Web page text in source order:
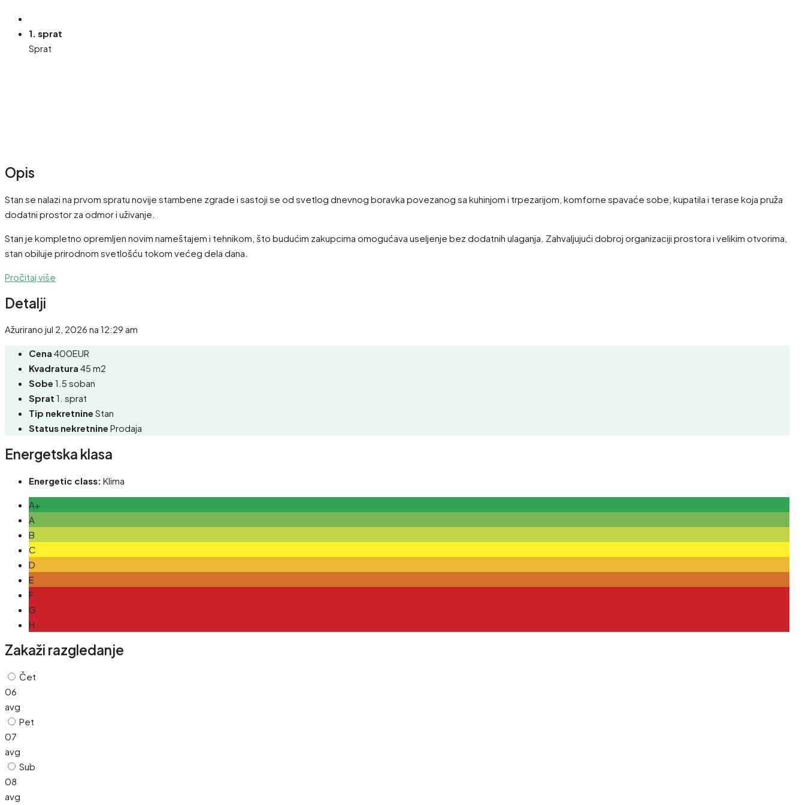
1. sprat
Sprat
Opis
Stan se nalazi na prvom spratu novije stambene zgrade i sastoji se od svetlog dnevnog boravka povezanog sa kuhinjom i trpezarijom, komforne spavaće sobe, kupatila i terase koja pruža
dodatni prostor za odmor i uživanje.
Stan je kompletno opremljen novim nameštajem i tehnikom, što budućim zakupcima omogućava useljenje bez dodatnih ulaganja. Zahvaljujući dobroj organizaciji prostora i velikim otvorima,
stan obiluje prirodnom svetlošću tokom većeg dela dana.
Pročitaj više
Detalji
Ažurirano jul 2, 2026 na 12:29 am
Cena 400EUR
Kvadratura 45 m2
Sobe 1.5 soban
Sprat 1. sprat
Tip nekretnine Stan
Status nekretnine Prodaja
Energetska klasa
Energetic class: Klima
A+
A
B
C
D
E
F
G
H
Zakaži razgledanje
Čet
06
avg
Pet
07
avg
Sub
08
avg